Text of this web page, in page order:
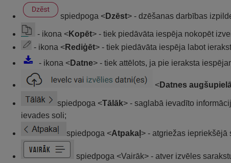
spiedpoga <Dzēst> - dzēšanas darbības
- ikona <Kopēt> - tiek piedāvāta iespēja nokopēt
- ikona <Rediģēt> - tiek piedāvāta iespēja labot
- ikona <Datne> - tiek attēlots, ja pie ieraksta
<Datnes
spiedpoga <Tālāk> - saglabā ievadīto
ievades soli;
spiedpoga <Atpakaļ > - atgriežas iepriekšējā
spiedpoga <Vairāk> - atver izvēles